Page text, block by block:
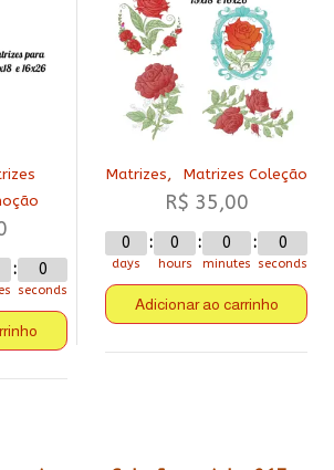
0
seconds
Matrizes, Matrizes Coleção
R$ 35,00
0
days
0
hours
0
minutes
0
seconds
Adicionar ao carrinho